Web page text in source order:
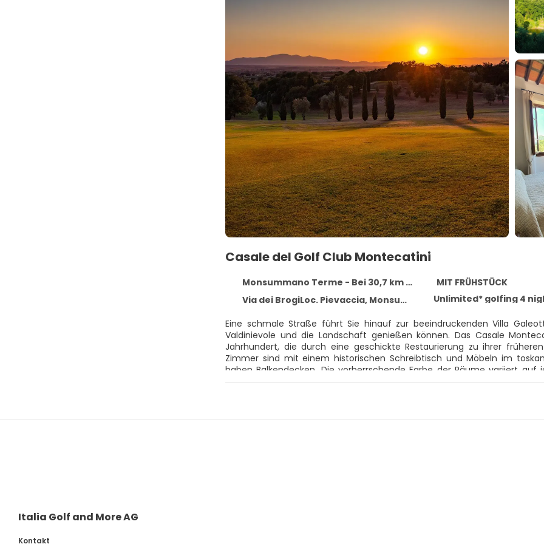
Casale del Golf Club Montecatini
Monsummano Terme - Bei 30,7 km vom Zentrum entfernt
MIT FRÜHSTÜCK
Via dei BrogiLoc. Pievaccia, Monsummano Terme 51015
Unlimited* golfing 4
Eine schmale Straße führt Sie hinauf zur beeindruckenden Villa
Valdinievole und die Landschaft genießen können. Das Casale
Jahrhundert, die durch eine geschickte Restaurierung zu ihrer
Zimmer sind mit einem historischen Schreibtisch und Möbeln im
haben Balkendecken. Die vorherrschende Farbe der Räume variiert
Stock und Himmelblau im zweiten Stock. Entspannung ist das
Italia Golf and More AG
Kontakt